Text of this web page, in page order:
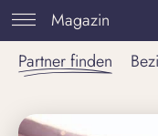
Magazin
Partner finden